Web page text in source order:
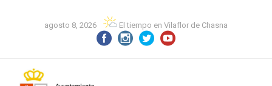
agosto 8, 2026 El tiempo en Vilaflor de Chasna